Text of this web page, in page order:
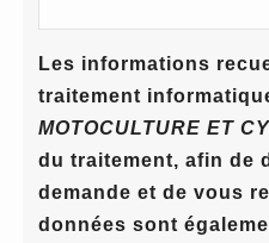
Les informations
traitement
MOTOCULTURE ET
du traitement, afin de
demande et de vous
données sont